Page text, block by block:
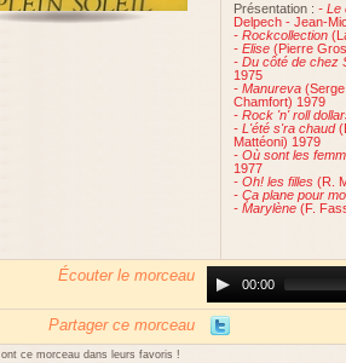
Présentation : - Le
Delpech - Jean-
- Rockcollection
- Elise (Pierre
- Du côté de chez
1975
- Manureva
Chamfort) 1979
- Rock 'n' roll
- L'été s'ra chaud
Mattéoni) 1979
- Où sont les
1977
- Oh! les filles (R.
- Ça plane pour
- Marylène (F.
Écouter le morceau
Player00:00
Partager ce morceau
ont ce morceau dans leurs favoris !